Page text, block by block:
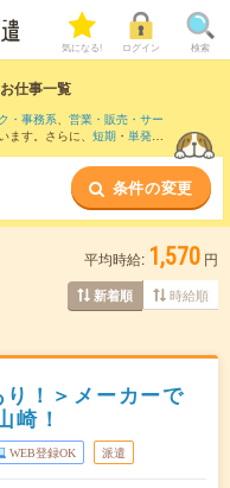
気になる! ログイン 検索
仕事一覧
・事務系、 営業・販売・サー
す。さらに、 短期 ・ 単発な
条件の変更
平均時給: 1,570 円
新着順 時給順
！＞メーカーで
崎！
WEB登録OK 派遣